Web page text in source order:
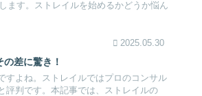
ます。ストレイルを始めるかどうか悩ん
2025.05.30
差に驚き！
よね。ストレイルではプロのコンサル
評判です。本記事では、ストレイルの